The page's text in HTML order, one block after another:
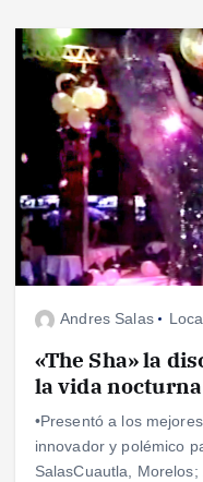
Andres Salas
«The Sha» la
la vida
•Presentó a los
innovador y polémico
SalasCuautla,